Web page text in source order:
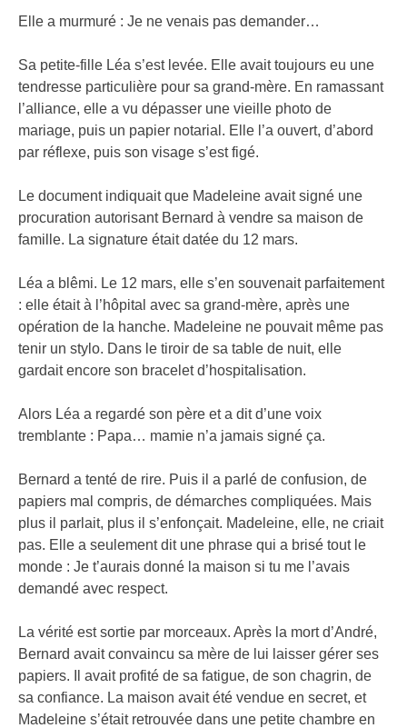
Elle a murmuré : Je ne venais pas demander…
Sa petite-fille Léa s’est levée. Elle avait toujours eu une
tendresse particulière pour sa grand-mère. En ramassant
l’alliance, elle a vu dépasser une vieille photo de
mariage, puis un papier notarial. Elle l’a ouvert, d’abord
par réflexe, puis son visage s’est figé.
Le document indiquait que Madeleine avait signé une
procuration autorisant Bernard à vendre sa maison de
famille. La signature était datée du 12 mars.
Léa a blêmi. Le 12 mars, elle s’en souvenait parfaitement
: elle était à l’hôpital avec sa grand-mère, après une
opération de la hanche. Madeleine ne pouvait même pas
tenir un stylo. Dans le tiroir de sa table de nuit, elle
gardait encore son bracelet d’hospitalisation.
Alors Léa a regardé son père et a dit d’une voix
tremblante : Papa… mamie n’a jamais signé ça.
Bernard a tenté de rire. Puis il a parlé de confusion, de
papiers mal compris, de démarches compliquées. Mais
plus il parlait, plus il s’enfonçait. Madeleine, elle, ne criait
pas. Elle a seulement dit une phrase qui a brisé tout le
monde : Je t’aurais donné la maison si tu me l’avais
demandé avec respect.
La vérité est sortie par morceaux. Après la mort d’André,
Bernard avait convaincu sa mère de lui laisser gérer ses
papiers. Il avait profité de sa fatigue, de son chagrin, de
sa confiance. La maison avait été vendue en secret, et
Madeleine s’était retrouvée dans une petite chambre en